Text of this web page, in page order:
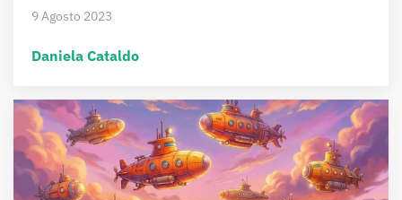
9 Agosto 2023
Daniela Cataldo